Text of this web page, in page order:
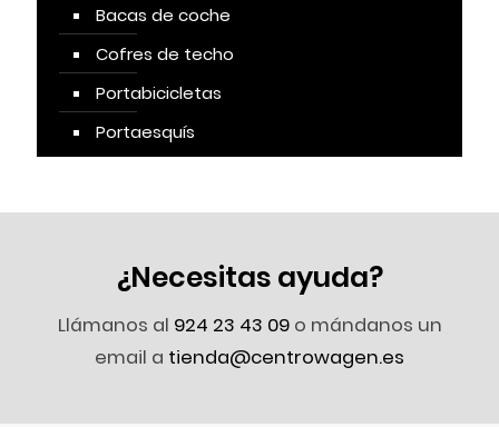
Bacas de coche
Cofres de techo
Portabicicletas
Portaesquís
¿Necesitas ayuda?
Llámanos al 924 23 43 09o mándanos un
email a tienda@centrowagen.es